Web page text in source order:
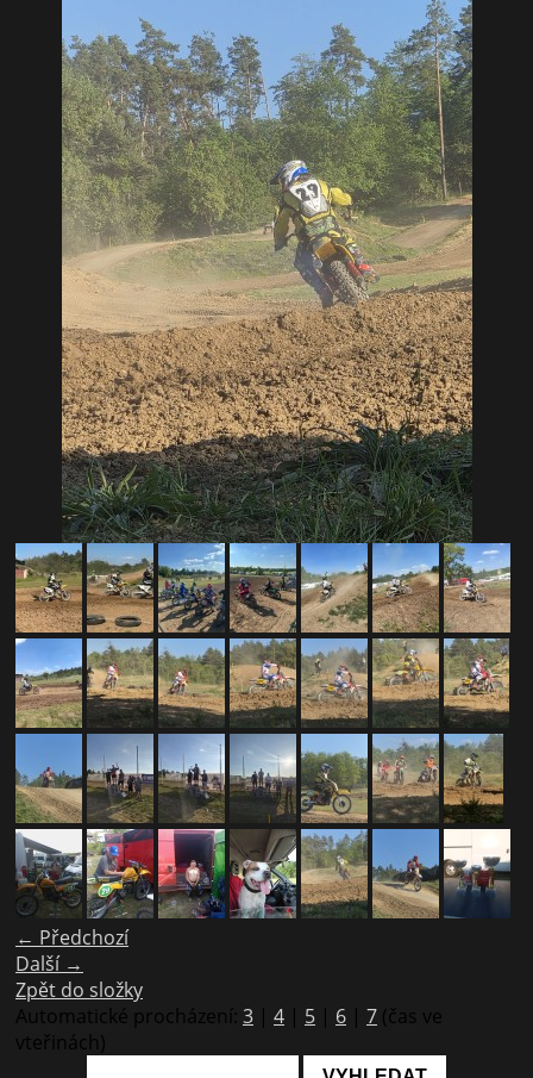
← Předchozí
Další →
Zpět do složky
Automatické procházení: 3 | 4 | 5 | 6 | 7 (čas ve
vteřinách)